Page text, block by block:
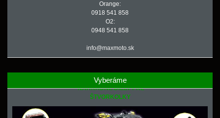
Orange:
0918 541 858
O2:
0948 541 858
info@maxmoto.sk
Vyberáme
NÁHRADNÉ DIELY PRE
ŠTVORKOLKY